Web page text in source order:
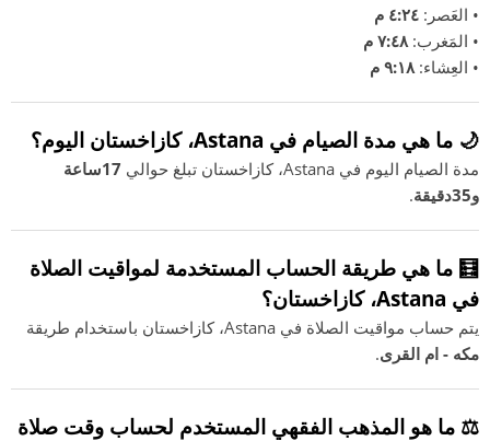
• العَصر: ٤:٢٤ م
• المَغرب:٧:٤٨ م
• العِشاء:٩:١٨ م
🌙 ما هي مدة الصيام في Astana، كازاخستان اليوم؟
مدة الصيام اليوم في Astana، كازاخستان تبلغ حوالي
17ساعة
و35دقيقة
.
🧮 ما هي طريقة الحساب المستخدمة لمواقيت الصلاة
في Astana، كازاخستان؟
يتم حساب مواقيت الصلاة في Astana، كازاخستان باستخدام طريقة
مكه - ام القرى.
⚖️ ما هو المذهب الفقهي المستخدم لحساب وقت صلاة